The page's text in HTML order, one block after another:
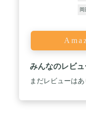
岡
みんなのレビュ
まだレビューは